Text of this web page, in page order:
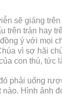
sẽ giáng
trên trán hay
ý với mọi
vì sợ hãi
con thú, tức
phải uống
Hình